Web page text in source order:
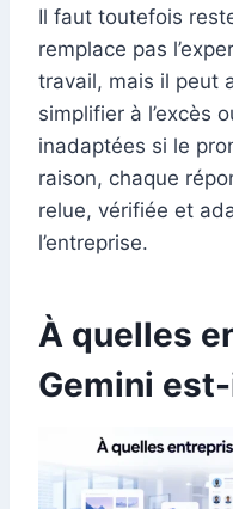
Il faut toutefois
remplace pas
travail, mais il peut
simplifier à l’excès
inadaptées si le
raison, chaque
relue, vérifiée et
l’entreprise.
À quelles
Gemini